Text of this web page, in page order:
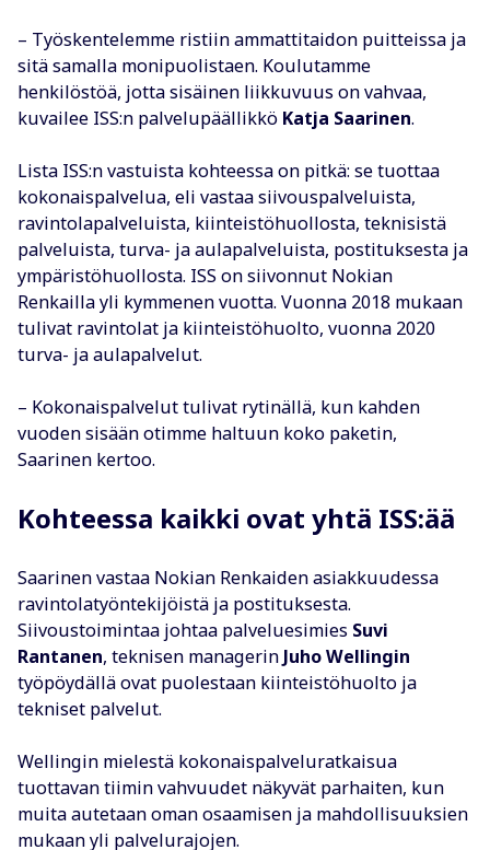
– Työskentelemme ristiin ammattitaidon puitteissa ja
sitä samalla monipuolistaen. Koulutamme
henkilöstöä, jotta sisäinen liikkuvuus on vahvaa,
kuvailee ISS:n palvelupäällikkö Katja Saarinen.
Lista ISS:n vastuista kohteessa on pitkä: se tuottaa
kokonaispalvelua, eli vastaa siivouspalveluista,
ravintolapalveluista, kiinteistöhuollosta, teknisistä
palveluista, turva- ja aulapalveluista, postituksesta ja
ympäristöhuollosta. ISS on siivonnut Nokian
Renkailla yli kymmenen vuotta. Vuonna 2018 mukaan
tulivat ravintolat ja kiinteistöhuolto, vuonna 2020
turva- ja aulapalvelut.
– Kokonaispalvelut tulivat rytinällä, kun kahden
vuoden sisään otimme haltuun koko paketin,
Saarinen kertoo.
Kohteessa kaikki ovat yhtä ISS:ää
Saarinen vastaa Nokian Renkaiden asiakkuudessa
ravintolatyöntekijöistä ja postituksesta.
Siivoustoimintaa johtaa palveluesimies Suvi
Rantanen, teknisen managerin Juho Wellingin
työpöydällä ovat puolestaan kiinteistöhuolto ja
tekniset palvelut.
Wellingin mielestä kokonaispalveluratkaisua
tuottavan tiimin vahvuudet näkyvät parhaiten, kun
muita autetaan oman osaamisen ja mahdollisuuksien
mukaan yli palvelurajojen.